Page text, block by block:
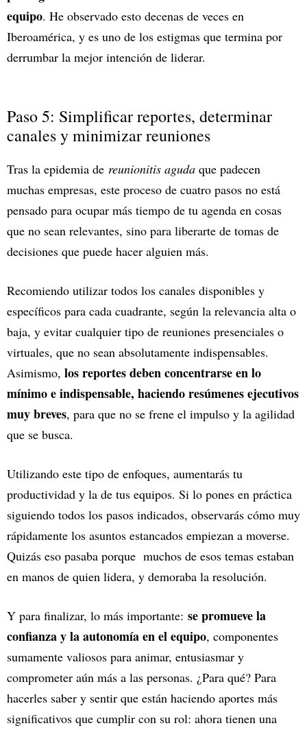
equipo. He observado esto decenas de veces en
Iberoamérica, y es uno de los estigmas que termina por
derrumbar la mejor intención de liderar.
Paso 5: Simplificar reportes, determinar
canales y minimizar reuniones
Tras la epidemia de reunionitis aguda que padecen
muchas empresas, este proceso de cuatro pasos no está
pensado para ocupar más tiempo de tu agenda en cosas
que no sean relevantes, sino para liberarte de tomas de
decisiones que puede hacer alguien más.
Recomiendo utilizar todos los canales disponibles y
específicos para cada cuadrante, según la relevancia alta o
baja, y evitar cualquier tipo de reuniones presenciales o
virtuales, que no sean absolutamente indispensables.
Asimismo, los reportes deben concentrarse en lo
mínimo e indispensable, haciendo resúmenes ejecutivos
muy breves, para que no se frene el impulso y la agilidad
que se busca.
Utilizando este tipo de enfoques, aumentarás tu
productividad y la de tus equipos. Si lo pones en práctica
siguiendo todos los pasos indicados, observarás cómo muy
rápidamente los asuntos estancados empiezan a moverse.
Quizás eso pasaba porque muchos de esos temas estaban
en manos de quien lidera, y demoraba la resolución.
Y para finalizar, lo más importante: se promueve la
confianza y la autonomía en el equipo, componentes
sumamente valiosos para animar, entusiasmar y
comprometer aún más a las personas. ¿Para qué? Para
hacerles saber y sentir que están haciendo aportes más
significativos que cumplir con su rol: ahora tienen una